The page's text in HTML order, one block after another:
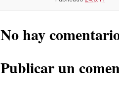
No hay
Publicar un